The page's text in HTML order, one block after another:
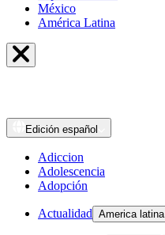
México
América Latina
Edición español
Adiccion
Adolescencia
Adopción
Actualidad America latina